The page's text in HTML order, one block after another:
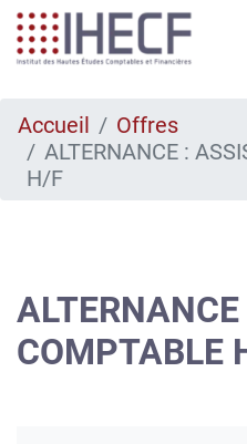
Aller
au
contenu
Accueil
Offres
ALTERNANCE :
H/F
COMPTABLE